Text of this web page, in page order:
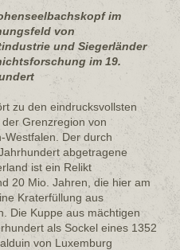
im
von
und Siegerländer
im 19.
zu den eindrucksvollsten
Grenzregion von
Westfalen. Der durch
abgetragene
ist ein Relikt
20 Mio. Jahren, die hier am
Kraterfüllung aus
Die Kuppe aus mächtigen
als Sockel eines 1352
von Luxemburg